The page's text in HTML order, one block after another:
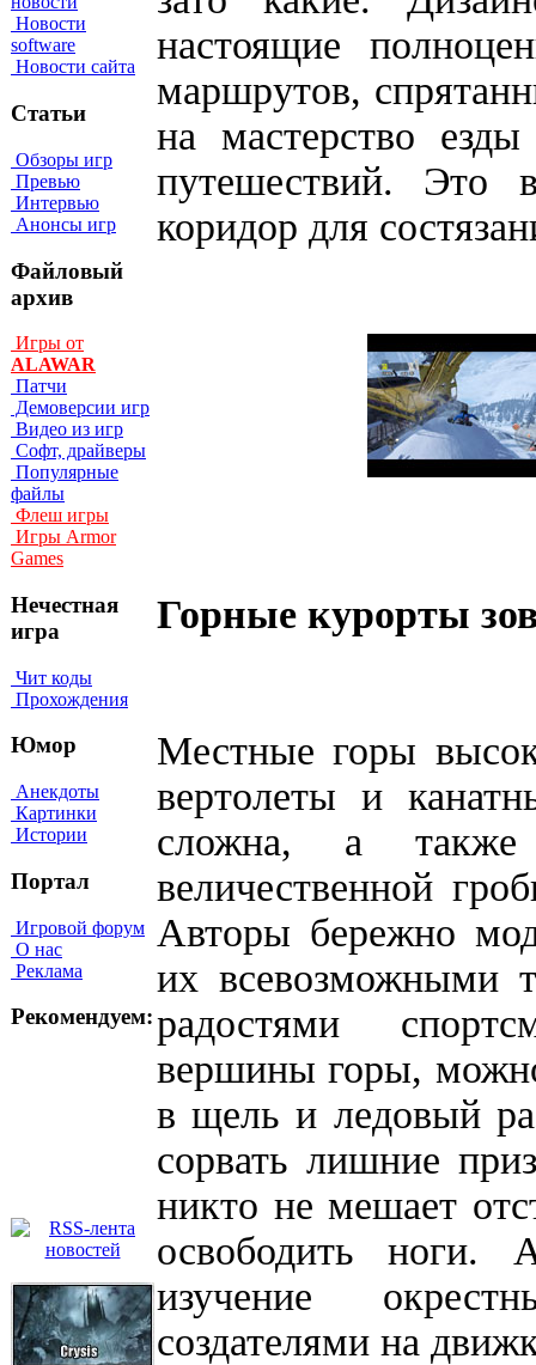
Новости
software
Новости сайта
Статьи
Обзоры игр
Превью
Интервью
Анонсы игр
Файловый
архив
Игры от
ALAWAR
Патчи
Демоверсии игр
Видео из игр
Софт, драйверы
Популярные
файлы
Флеш игры
Игры Armor
Games
Нечестная
игра
Чит коды
Прохождения
Юмор
Анекдоты
Картинки
Истории
Портал
Игровой форум
О нас
Реклама
Рекомендуем:
настоящие
маршрутов,
на мастерство
путешествий. Это
коридор для
Горные курорты
Местные горы
вертолеты и
сложна, а
величественной
Авторы бережно
их всевозможными
радостями
вершины горы,
в щель и ледовый
сорвать лишние
никто не мешает
освободить ноги.
изучение
создателями на